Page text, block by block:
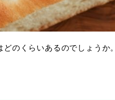
のくらいあるのでしょうか。